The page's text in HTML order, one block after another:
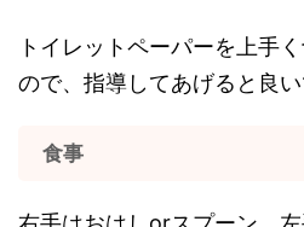
トイレットペーパーを上手
ので、指導してあげると良い
食事